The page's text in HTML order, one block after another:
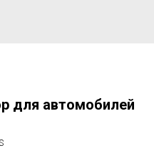
для автомобилей